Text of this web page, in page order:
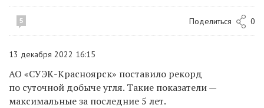
5 Поделиться 0
13 декабря 2022 16:15
АО «СУЭК-Красноярск» поставило рекорд
по суточной добыче угля. Такие показатели —
максимальные за последние 5 лет.